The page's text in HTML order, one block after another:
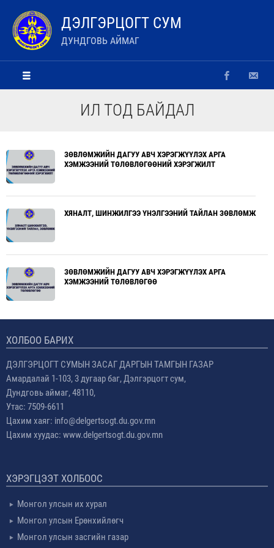
ДЭЛГЭРЦОГТ СУМ
ДУНДГОВЬ АЙМАГ
ИЛ ТОД БАЙДАЛ
ЗӨВЛӨМЖИЙН ДАГУУ АВЧ ХЭРЭГЖҮҮЛЭХ АРГА
ХЭМЖЭЭНИЙ ТӨЛӨВЛӨГӨӨНИЙ ХЭРЭГЖИЛТ
ХЯНАЛТ, ШИНЖИЛГЭЭ ҮНЭЛГЭЭНИЙ ТАЙЛАН ЗӨВЛӨМЖ
ЗӨВЛӨМЖИЙН ДАГУУ АВЧ ХЭРЭГЖҮҮЛЭХ АРГА
ХЭМЖЭЭНИЙ ТӨЛӨВЛӨГӨӨ
ХОЛБОО БАРИХ
ДЭЛГЭРЦОГТ СУМЫН ЗАСАГ ДАРГЫН ТАМГЫН ГАЗАР
Амардалай 1-103, 3 дугаар баг, Дэлгэрцогт сум,
Дундговь аймаг, 48110,
Утас: 7509-6611
Цахим хаяг: info@delgertsogt.du.gov.mn
Цахим хуудас: www.delgertsogt.du.gov.mn
ХЭРЭГЦЭЭТ ХОЛБООС
Монгол улсын их хурал
Монгол улсын Ерөнхийлөгч
Монгол улсын засгийн газар